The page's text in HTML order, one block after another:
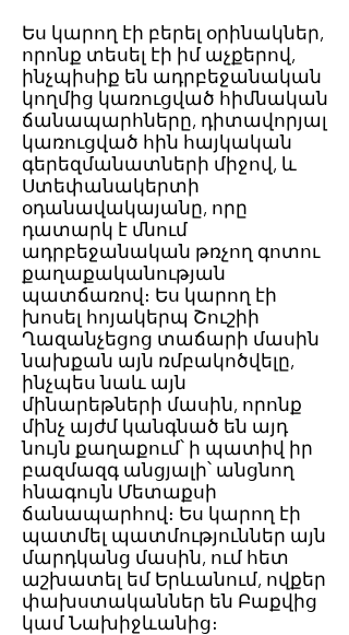
Ես կարող էի բերել օրինակներ,
որոնք տեսել էի իմ աչքերով,
ինչպիսիք են ադրբեջանական
կողմից կառուցված հիմնական
ճանապարհները, դիտավորյալ
կառուցված հին հայկական
գերեզմանատների միջով, և
Ստեփանակերտի
օդանավակայանը, որը
դատարկ է մնում
ադրբեջանական թռչող գոտու
քաղաքականության
պատճառով։ Ես կարող էի
խոսել հոյակերպ Շուշիի
Ղազանչեցոց տաճարի մասին
նախքան այն ռմբակոծվելը,
ինչպես նաև այն
մինարեթների մասին, որոնք
մինչ այժմ կանգնած են այդ
նույն քաղաքում՝ ի պատիվ իր
բազմազգ անցյալի՝ անցնող
հնագույն Մետաքսի
ճանապարհով։ Ես կարող էի
պատմել պատմություններ այն
մարդկանց մասին, ում հետ
աշխատել եմ Երևանում, ովքեր
փախստականներ են Բաքվից
կամ Նախիջևանից։